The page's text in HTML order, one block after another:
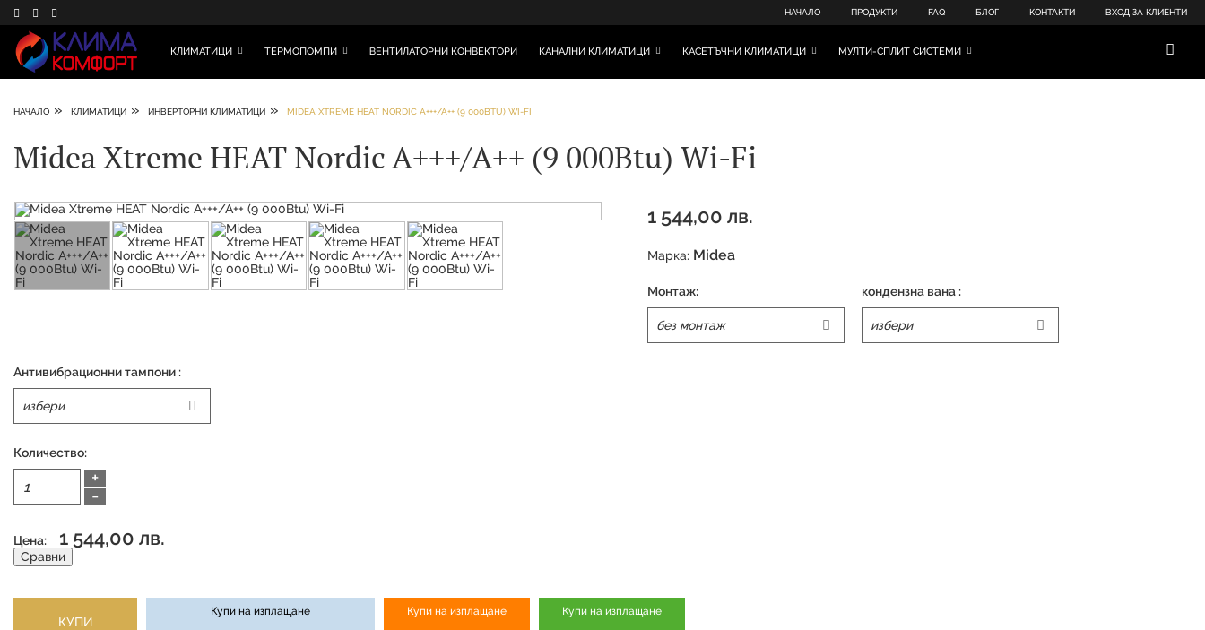
НАЧАЛО ПРОДУКТИ FAQ БЛОГ КОНТАКТИ ВХОД ЗА КЛИЕНТИ
КЛИМАТИЦИ ТЕРМОПОМПИ ВЕНТИЛАТОРНИ КОНВЕКТОРИ КАНАЛНИ КЛИМАТИЦИ КАСЕТЪЧНИ КЛИМАТИЦИ МУЛТИ-СПЛИТ СИСТЕМИ
НАЧАЛО » КЛИМАТИЦИ » ИНВЕРТОРНИ КЛИМАТИЦИ » MIDEA XTREME HEAT NORDIC A+++/A++ (9 000BTU) WI-FI
Midea Xtreme HEAT Nordic A+++/A++ (9 000Btu) Wi-Fi
1 544,00 лв.
Марка: Midea
Монтаж: кондензна вана :
Антивибрационни тампони :
Количество:
+
-
Цена: 1 544,00 лв.
Сравни
КУПИ
Купи на изплащане Купи на изплащане Купи на изплащане